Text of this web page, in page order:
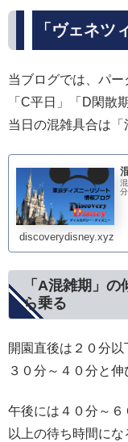
「ヴェネツ
当ブログでは、パー
「C平日」「D閑散
当日の混雑具合は「
discoverydisney.xyz
「A混雑期」
ら乗る
開園直後は２０分
３０分～４０分と伸
午後には４０分～
以上の待ち時間にな